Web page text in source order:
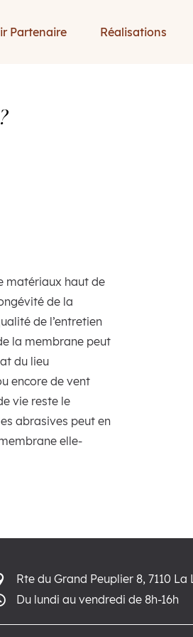
Partenaire Réalisations
matériaux haut de
de la
de l’entretien
la membrane peut
du lieu
encore de vent
vie reste le
abrasives peut en
elle-
Rte du Grand Peuplier 8, 7110 La
Du lundi au vendredi de 8h-16h